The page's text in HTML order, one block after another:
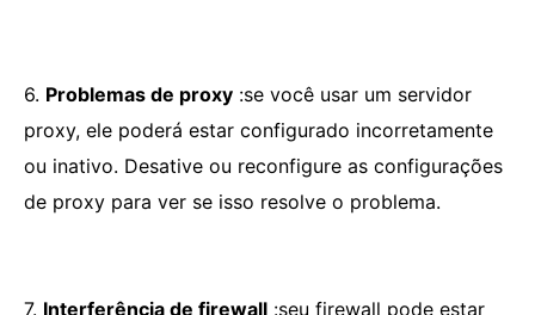
6. Problemas de proxy :se você usar um servidor
proxy, ele poderá estar configurado incorretamente
ou inativo. Desative ou reconfigure as configurações
de proxy para ver se isso resolve o problema.
7. Interferência de firewall :seu firewall pode estar